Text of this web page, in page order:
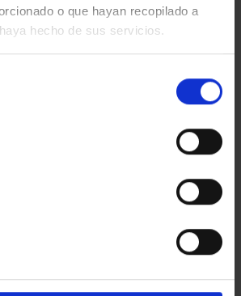
o que hayan recopilado a
hecho de sus servicios.
CIUDADES PATRIMONIO